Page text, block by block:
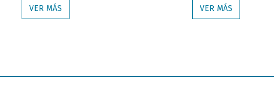
VER MÁS VER MÁS